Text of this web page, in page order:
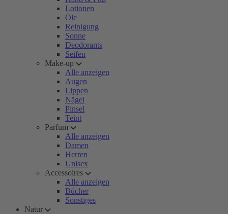
Lotionen
Öle
Reinigung
Sonne
Deodorants
Seifen
Make-up
Alle anzeigen
Augen
Lippen
Nägel
Pinsel
Teint
Parfum
Alle anzeigen
Damen
Herren
Unisex
Accessoires
Alle anzeigen
Bücher
Sonstiges
Natur